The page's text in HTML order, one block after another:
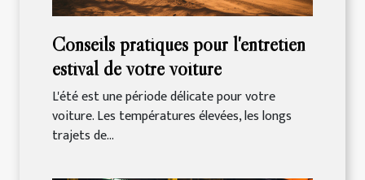
Conseils pratiques pour l'entretien
estival de votre voiture
L'été est une période délicate pour votre
voiture. Les températures élevées, les longs
trajets de...